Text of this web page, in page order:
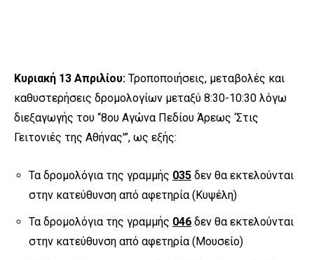
Κυριακή 13 Απριλίου: Τροποποιήσεις, μεταβολές και
καθυστερήσεις δρομολογίων μεταξύ 8:30-10:30 λόγω
διεξαγωγής του “8ου Αγώνα Πεδίου Άρεως ‘Στις
Γειτονιές της Αθήνας'”, ως εξής:
Τα δρομολόγια της γραμμής 035 δεν θα εκτελούνται
στην κατεύθυνση από αφετηρία (Κυψέλη)
Τα δρομολόγια της γραμμής 046 δεν θα εκτελούνται
στην κατεύθυνση από αφετηρία (Μουσείο)